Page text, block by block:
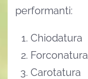
performanti:
Chiodatura
Forconatura
Carotatura